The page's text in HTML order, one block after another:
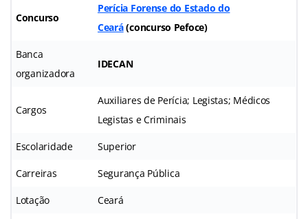
Concurso
Perícia Forense do Estado do
Ceará(concurso Pefoce)
Banca
organizadora
IDECAN
Cargos
Auxiliares de Perícia; Legistas; Médicos
Legistas e Criminais
Escolaridade Superior
Carreiras Segurança Pública
Lotação Ceará